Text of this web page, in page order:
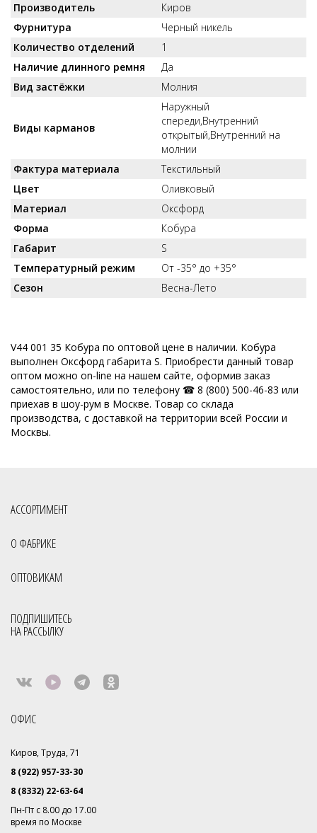
Производитель
Киров
Фурнитура
Черный никель
Количество отделений
1
Наличие длинного ремня
Да
Вид застёжки
Молния
Виды карманов
Наружный
спереди,Внутренний
открытый,Внутренний на
молнии
Фактура материала
Текстильный
Цвет
Оливковый
Материал
Оксфорд
Форма
Кобура
Габарит
S
Температурный режим
От -35° до +35°
Сезон
Весна-Лето
V44 001 35 Кобура по оптовой цене в наличии. Кобура
выполнен Оксфорд габарита S. Приобрести данный товар
оптом можно on-line на нашем сайте, оформив заказ
самостоятельно, или по телефону ☎ 8 (800) 500-46-83 или
приехав в шоу-рум в Москве. Товар со склада
производства, с доставкой на территории всей России и
Москвы.
АССОРТИМЕНТ
О ФАБРИКЕ
ОПТОВИКАМ
ПОДПИШИТЕСЬ
НА РАССЫЛКУ
ОФИС
Киров, Труда, 71
8 (922) 957-33-30
8 (8332) 22-63-64
Пн-Пт с 8.00 до 17.00
время по Москве